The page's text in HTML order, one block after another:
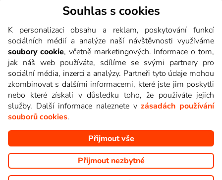
Zábava
Sport Zprávy Hudba
Copyright © goNET s.r.o. Na tomto webu jsou zobrazovány
obrázky z pořadů TV stanic, které můžete sledovat v Lepší.TV.
Souhlas s cookies
K personalizaci obsahu a reklam, poskytování funkcí
sociálních médií a analýze naší návštěvnosti využíváme
soubory cookie, včetně marketingových. Informace o tom,
jak náš web používáte, sdílíme se svými partnery pro
sociální média, inzerci a analýzy. Partneři tyto údaje mohou
zkombinovat s dalšími informacemi, které jste jim poskytli
nebo které získali v důsledku toho, že používáte jejich
služby. Další informace naleznete vzásadách používání
souborů cookies.
Přijmout vše
Přijmout nezbytné